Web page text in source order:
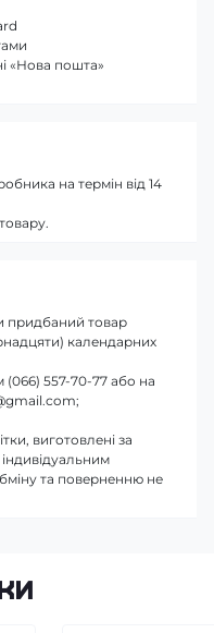
«Нова пошта»
на термін від 14
придбаний товар
календарних
(066) 557-70-77 або на
виготовлені за
та поверненню не